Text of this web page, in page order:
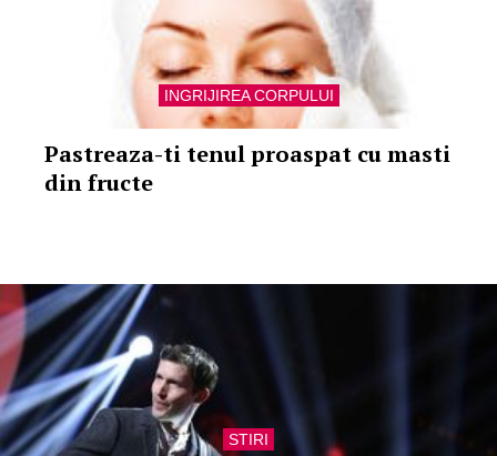
INGRIJIREA CORPULUI
Pastreaza-ti tenul proaspat cu masti
din fructe
STIRI